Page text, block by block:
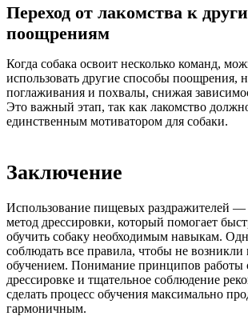
Переход от лакомства к
поощрениям
Когда собака освоит несколько команд,
использовать другие способы поощрения,
поглаживания и похвалы, снижая
Это важный этап, так как лакомство
единственным мотиватором для собаки.
Заключение
Использование пищевых раздражителей
метод дрессировки, который помогает
обучить собаку необходимым навыкам.
соблюдать все правила, чтобы не
обучением. Понимание принципов работы
дрессировке и тщательное соблюдение
сделать процесс обучения максимально
гармоничным.